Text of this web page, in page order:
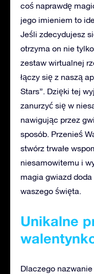
coś naprawdę
jego imieniem to
Jeśli zdecydujesz
otrzyma on nie
zestaw wirtualnej
łączy się z naszą
Stars”. Dzięki tej
zanurzyć się w
nawigując przez
sposób. Przenieś
stwórz trwałe
niesamowitemu i
magia gwiazd
waszego święta.
Unikalne
Dlaczego